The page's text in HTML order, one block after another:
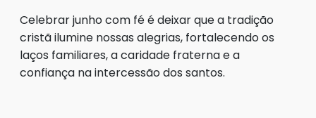
Celebrar junho com fé é deixar que a tradição
cristã ilumine nossas alegrias, fortalecendo os
laços familiares, a caridade fraterna e a
confiança na intercessão dos santos.